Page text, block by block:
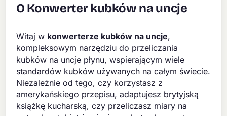
O Konwerter kubków na uncje
Witaj w konwerterze kubków na uncje,
kompleksowym narzędziu do przeliczania
kubków na uncje płynu, wspierającym wiele
standardów kubków używanych na całym świecie.
Niezależnie od tego, czy korzystasz z
amerykańskiego przepisu, adaptujesz brytyjską
książkę kucharską, czy przeliczasz miary na